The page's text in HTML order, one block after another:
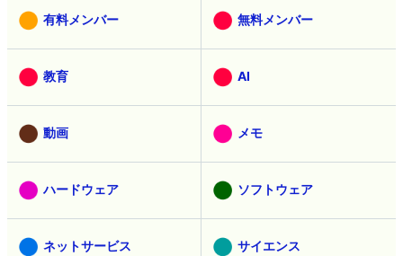
有料メンバー 無料メンバー
教育 AI
動画 メモ
ハードウェア ソフトウェア
ネットサービス サイエンス